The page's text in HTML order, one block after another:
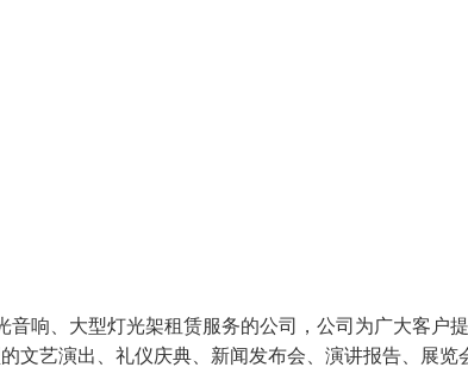
响、大型灯光架租赁服务的公司，公司为广大客户
文艺演出、礼仪庆典、新闻发布会、演讲报告、展览